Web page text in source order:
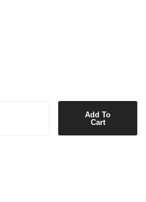
Add To
Cart